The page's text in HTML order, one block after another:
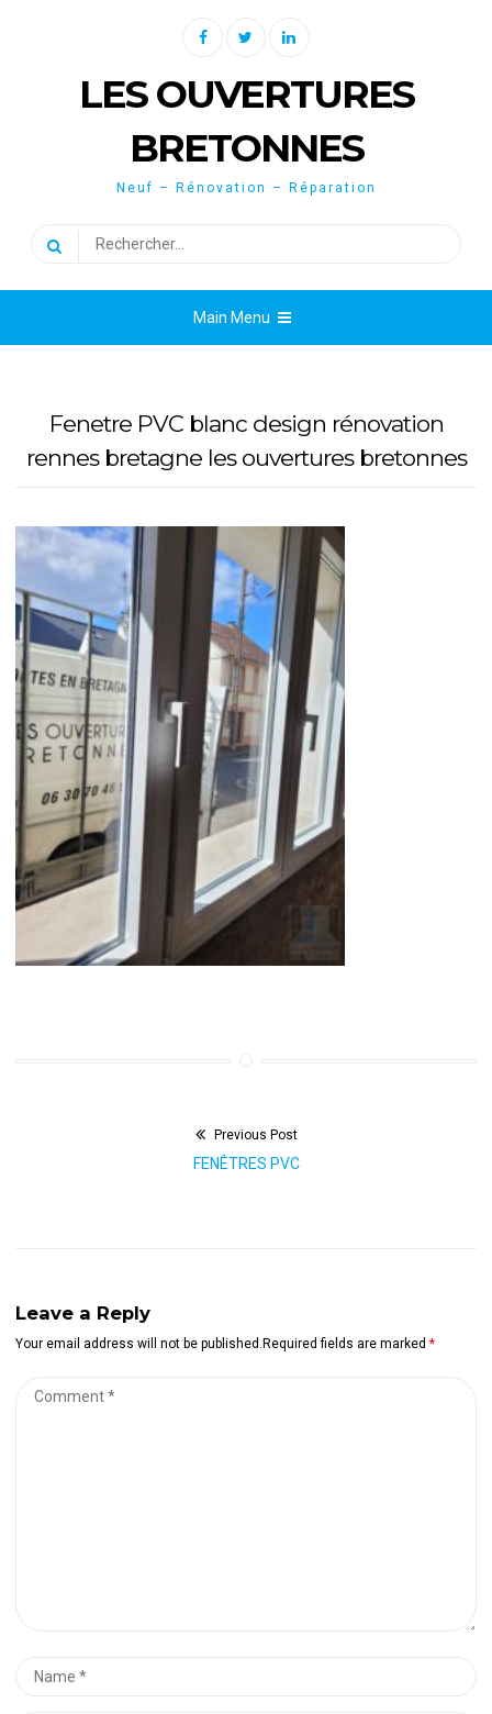
FacebookTwitterLinkedin
LES OUVERTURES
BRETONNES
Neuf – Rénovation – Réparation
Rechercher :
Main Menu
Fenetre PVC blanc design rénovation
rennes bretagne les ouvertures bretonnes
Previous Post
Previous
FENÊTRES PVC
Leave a Reply
Your email address will not be published.Required fields are marked *
Comment
Name